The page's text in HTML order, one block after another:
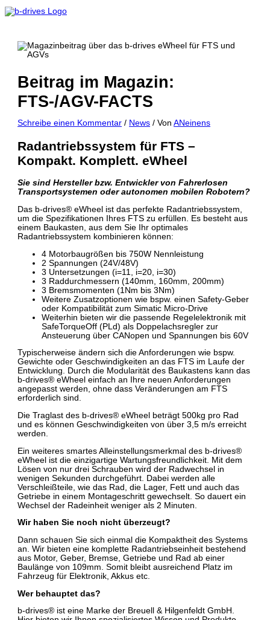
Beitrag im Magazin:
FTS-/AGV-FACTS
Schreibe einen Kommentar / News / VonANeinens
Radantriebssystem für FTS –
Kompakt. Komplett. eWheel
Sie sind Hersteller bzw. Entwickler von Fahrerlosen
Transportsystemen oder autonomen mobilen Robotern?
Das b-drives® eWheel ist das perfekte Radantriebssystem,
um die Spezifikationen Ihres FTS zu erfüllen. Es besteht aus
einem Baukasten, aus dem Sie Ihr optimales
Radantriebssystem kombinieren können:
4 Motorbaugrößen bis 750W Nennleistung
2 Spannungen (24V/48V)
3 Untersetzungen (i=11, i=20, i=30)
3 Raddurchmessern (140mm, 160mm, 200mm)
3 Bremsmomenten (1Nm bis 3Nm)
Weitere Zusatzoptionen wie bspw. einen Safety-Geber
oder Kompatibilität zum Simatic Micro-Drive
Weiterhin bieten wir die passende Regelelektronik mit
SafeTorqueOff (PLd) als Doppelachsregler zur
Ansteuerung über CANopen und Spannungen bis 60V
Typischerweise ändern sich die Anforderungen wie bspw.
Gewichte oder Geschwindigkeiten an das FTS im Laufe der
Entwicklung. Durch die Modularität des Baukastens kann das
b-drives® eWheel einfach an Ihre neuen Anforderungen
angepasst werden, ohne dass Veränderungen am FTS
erforderlich sind.
Die Traglast des b-drives® eWheel beträgt 500kg pro Rad
und es können Geschwindigkeiten von über 3,5 m/s erreicht
werden.
Ein weiteres smartes Alleinstellungsmerkmal des b-drives®
eWheel ist die einzigartige Wartungsfreundlichkeit. Mit dem
Lösen von nur drei Schrauben wird der Radwechsel in
wenigen Sekunden durchgeführt. Dabei werden alle
Verschleißteile, wie das Rad, die Lager, Fett und auch das
Getriebe in einem Montageschritt gewechselt. So dauert ein
Wechsel der Radeinheit weniger als 2 Minuten.
Wir haben Sie noch nicht überzeugt?
Dann schauen Sie sich einmal die Kompaktheit des Systems
an. Wir bieten eine komplette Radantriebseinheit bestehend
aus Motor, Geber, Bremse, Getriebe und Rad ab einer
Baulänge von 109mm. Somit bleibt ausreichend Platz im
Fahrzeug für Elektronik, Akkus etc.
Wer behauptet das?
b-drives® ist eine Marke der Breuell & Hilgenfeldt GmbH.